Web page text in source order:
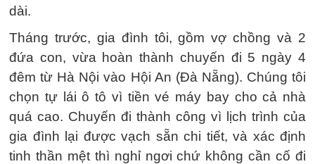
dài.
Tháng trước, gia đình tôi, gồm vợ chồng và 2
đứa con, vừa hoàn thành chuyến đi 5 ngày 4
đêm từ Hà Nội vào Hội An (Đà Nẵng). Chúng tôi
chọn tự lái ô tô vì tiền vé máy bay cho cả nhà
quá cao. Chuyến đi thành công vì lịch trình của
gia đình lại được vạch sẵn chi tiết, và xác định
tinh thần mệt thì nghỉ ngơi chứ không cần cố đi